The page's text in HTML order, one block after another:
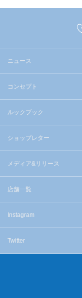
ニュース
コンセプト
ルックブック
ショップレター
メディア&リリース
店舗一覧
Instagram
Twitter